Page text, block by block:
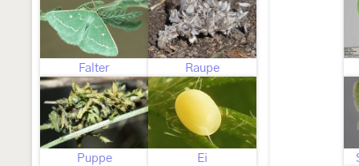
Falter Raupe
Puppe Ei